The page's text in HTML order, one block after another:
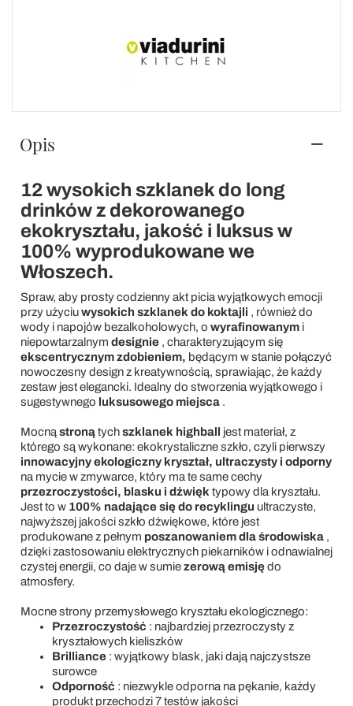
Opis
12 wysokich szklanek do long
drinków z dekorowanego
ekokryształu, jakość i luksus w
100% wyprodukowane we
Włoszech.
Spraw, aby prosty codzienny akt picia wyjątkowych emocji
przy użyciuwysokich szklanek do koktajli , również do
wody i napojów bezalkoholowych, o wyrafinowanymi
niepowtarzalnym designie, charakteryzującym się
ekscentrycznym zdobieniem, będącym w stanie połączyć
nowoczesny design z kreatywnością, sprawiając, że każdy
zestaw jest elegancki. Idealny do stworzenia wyjątkowego i
sugestywnego luksusowego miejsca.
Mocną stronątychszklanek highball jest materiał, z
którego są wykonane: ekokrystaliczne szkło, czyli pierwszy
innowacyjny ekologiczny kryształ, ultraczysty i odporny
na mycie w zmywarce, który ma te same cechy
przezroczystości, blasku i dźwięk typowy dla kryształu.
Jest to w 100% nadające się do recyklingu ultraczyste,
najwyższej jakości szkło dźwiękowe, które jest
produkowane z pełnym poszanowaniem dla środowiska,
dzięki zastosowaniu elektrycznych piekarników i odnawialnej
czystej energii, co daje w sumiezerową emisjędo
atmosfery.
Mocne strony przemysłowego kryształu ekologicznego:
Przezroczystość : najbardziej przezroczysty z
kryształowych kieliszków
Brilliance: wyjątkowy blask, jaki dają najczystsze
surowce
Odporność : niezwykle odporna na pękanie, każdy
produkt przechodzi 7 testów jakości